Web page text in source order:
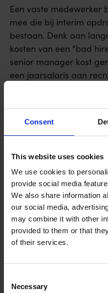
Consent
This website uses cookies
We use cookies to
provide social media
We also share information
our social media,
may combine it with other
provided to them or that
of their services.
Selection
Necessary
Een vaste medewerker
mee die bij interim
bestaan. Denk aan
kosten van een “bad
senior manager kost
een jaarsalaris aan
na zes maanden niet
investering verdampt.
te nemen wanneer de
opzegtermijnen van
De volledige
vaste manager
In de Nederlandse
factor van 1,6 tot 1,8
personeel te
euro per maand kost.